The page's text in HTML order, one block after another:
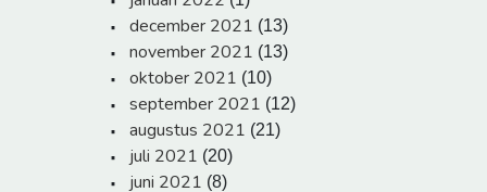
december 2021 (13)
november 2021 (13)
oktober 2021 (10)
september 2021 (12)
augustus 2021 (21)
juli 2021 (20)
juni 2021 (8)